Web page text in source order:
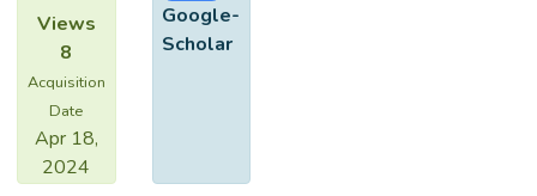
Views
8
Acquisition
Date
Apr 18,
2024
Google-
Scholar